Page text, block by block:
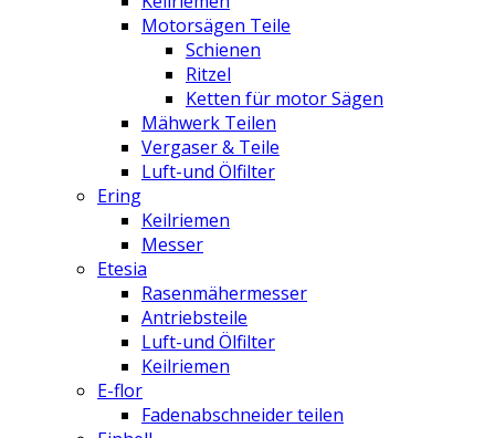
Motorsägen Teile
Schienen
Ritzel
Ketten für motor Sägen
Mähwerk Teilen
Vergaser & Teile
Luft-und Ölfilter
Ering
Keilriemen
Messer
Etesia
Rasenmähermesser
Antriebsteile
Luft-und Ölfilter
Keilriemen
E-flor
Fadenabschneider teilen